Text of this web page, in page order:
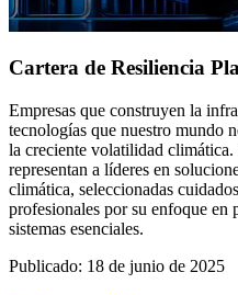
Cartera de Resiliencia
Empresas que construyen la
tecnologías que nuestro mundo
la creciente volatilidad climática.
representan a líderes en
climática, seleccionadas
profesionales por su enfoque en
sistemas esenciales.
Publicado: 18 de junio de 2025